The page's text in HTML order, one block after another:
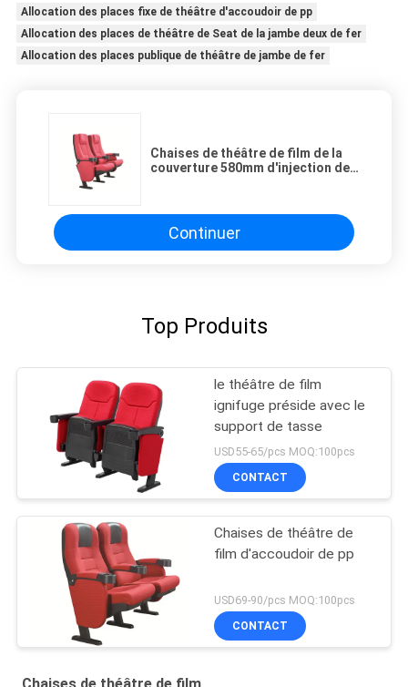
Allocation des places fixe de théâtre d'accoudoir de pp
Allocation des places de théâtre de Seat de la jambe deux de fer
Allocation des places publique de théâtre de jambe de fer
Chaises de théâtre de film de la
couverture 580mm d'injection de
Continuer
Top Produits
le théâtre de film
ignifuge préside avec le
support de tasse
USD55-65/pcs MOQ:100pcs
CONTACT
Chaises de théâtre de
film d'accoudoir de pp
USD69-90/pcs MOQ:100pcs
CONTACT